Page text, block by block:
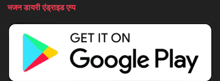
भजन डायरी एंड्राइड एप्प